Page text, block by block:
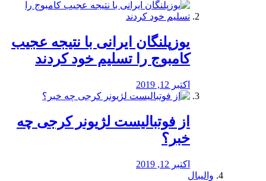
یوزپلنگان ایرانی با نتیجه عجیب
کامبوج را تسلیم خود کردند
اکتبر 12, 2019
از فوتبالیست لژیونر کرجی چه
خبر؟
اکتبر 12, 2019
والیبال